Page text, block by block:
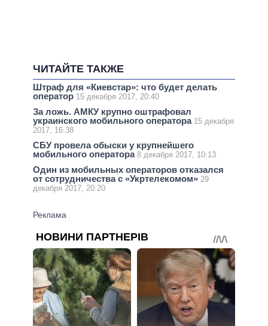
ЧИТАЙТЕ ТАКЖЕ
Штраф для «Киевстар»: что будет делать
оператор 15 декабря 2017, 20:40
За ложь. АМКУ крупно оштрафовал
украинского мобильного оператора 15 декабря
2017, 16:38
СБУ провела обыски у крупнейшего
мобильного оператора 8 декабря 2017, 10:13
Один из мобильных операторов отказался
от сотрудничества с «Укртелекомом» 29
декабря 2017, 20:20